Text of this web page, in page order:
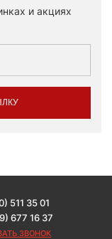
и акциях
511 35 01
677 16 37
ЗВОНОК